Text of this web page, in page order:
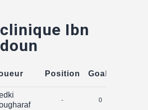
Ibn
Position Goals
- 0